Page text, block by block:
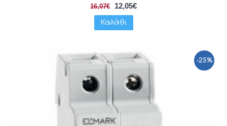
16,07€ 12,05€
Καλάθι
-25%